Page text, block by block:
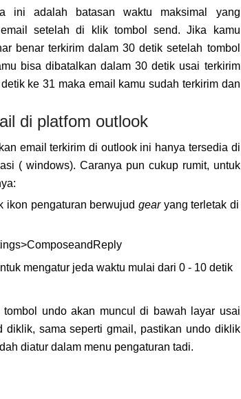
ini adalah batasan waktu maksimal yang
setelah di klik tombol send. Jika kamu
benar terkirim dalam 30 detik setelah tombol
bisa dibatalkan dalam 30 detik usai terkirim
ke 31 maka email kamu sudah terkirim dan
di platfom outlook
email terkirim di outlook ini hanya tersedia di
( windows). Caranya pun cukup rumit, untuk
ikon pengaturan berwujud gear yang terletak di
mengatur jeda waktu mulai dari 0 - 10 detik
undo akan muncul di bawah layar usai
diklik, sama seperti gmail, pastikan undo diklik
diatur dalam menu pengaturan tadi.